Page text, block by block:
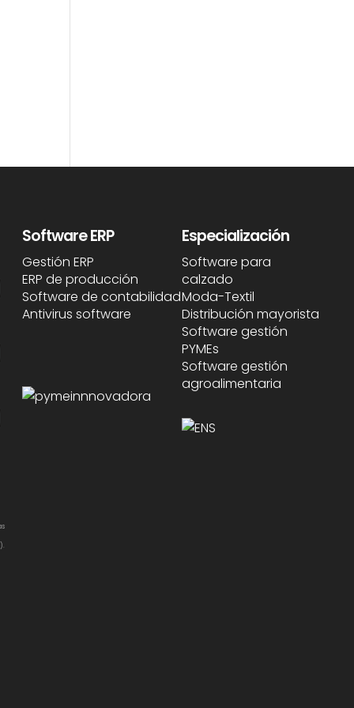
Software ERP
Gestión ERP
ERP de producción
Software de contabilidad
Antivirus software
Especialización
Software para
calzado
Moda-Textil
Distribución mayorista
Software gestión
PYMEs
Software gestión
agroalimentaria